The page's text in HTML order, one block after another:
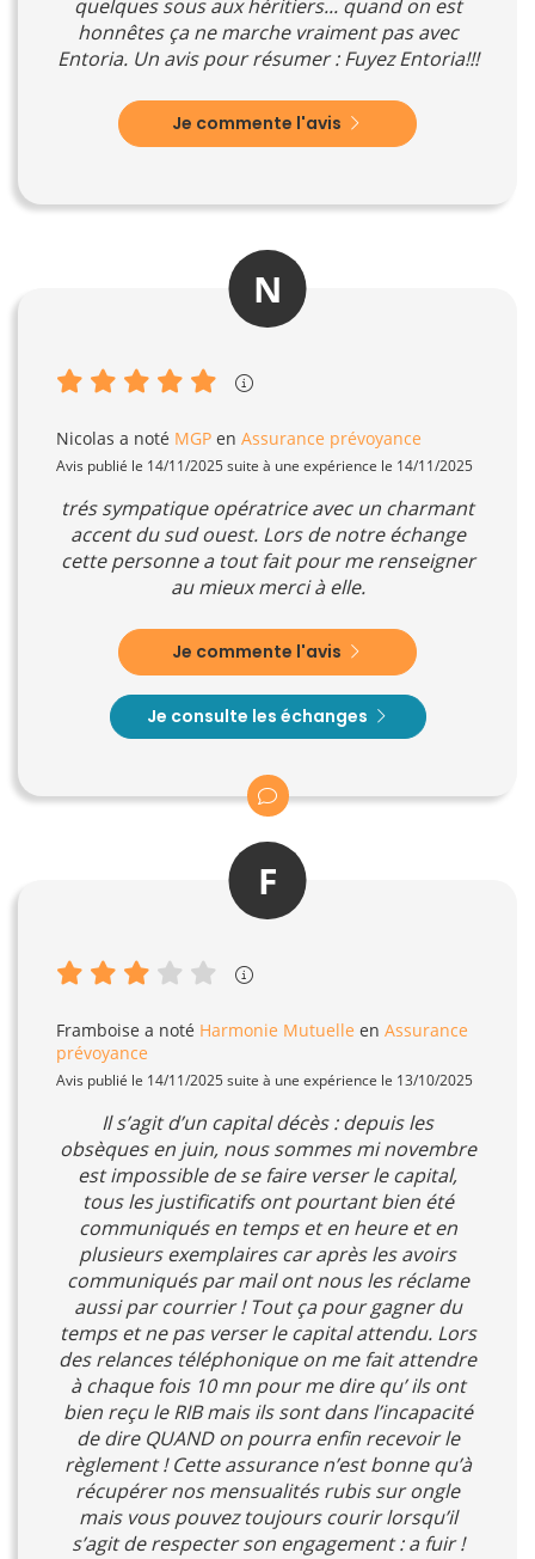
quelques sous aux héritiers... quand on est
honnêtes ça ne marche vraiment pas avec
Entoria. Un avis pour résumer : Fuyez Entoria!!!
Je commente l'avis
N
Nicolas a noté MGP en Assurance prévoyance
Avis publié le 14/11/2025 suite à une expérience le 14/11/2025
trés sympatique opératrice avec un charmant
accent du sud ouest. Lors de notre échange
cette personne a tout fait pour me renseigner
au mieux merci à elle.
Je commente l'avis
Je consulte les échanges
F
Framboise a noté Harmonie Mutuelle en Assurance
prévoyance
Avis publié le 14/11/2025 suite à une expérience le 13/10/2025
Il s’agit d’un capital décès : depuis les
obsèques en juin, nous sommes mi novembre
est impossible de se faire verser le capital,
tous les justificatifs ont pourtant bien été
communiqués en temps et en heure et en
plusieurs exemplaires car après les avoirs
communiqués par mail ont nous les réclame
aussi par courrier ! Tout ça pour gagner du
temps et ne pas verser le capital attendu. Lors
des relances téléphonique on me fait attendre
à chaque fois 10 mn pour me dire qu’ ils ont
bien reçu le RIB mais ils sont dans l’incapacité
de dire QUAND on pourra enfin recevoir le
règlement ! Cette assurance n’est bonne qu’à
récupérer nos mensualités rubis sur ongle
mais vous pouvez toujours courir lorsqu’il
s’agit de respecter son engagement : a fuir !